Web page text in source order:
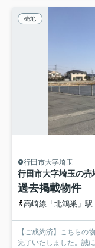
売地
行田市大字埼玉
行田市大字埼玉の売
過去掲載物件
高崎線「北鴻巣」駅
【ご成約済】こちらの
完了いたしました。誠